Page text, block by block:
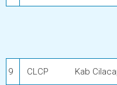
9 CLCP Kab